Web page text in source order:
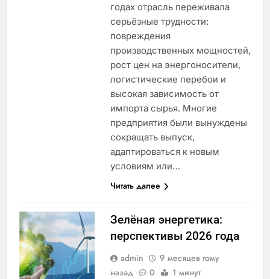
годах отрасль переживала
серьёзные трудности:
повреждения
производственных мощностей,
рост цен на энергоносители,
логистические перебои и
высокая зависимость от
импорта сырья. Многие
предприятия были вынуждены
сокращать выпуск,
адаптироваться к новым
условиям или…
Читать далее
Зелёная энергетика:
перспективы 2026 года
admin
9 месяцев тому
назад
0 1 минут